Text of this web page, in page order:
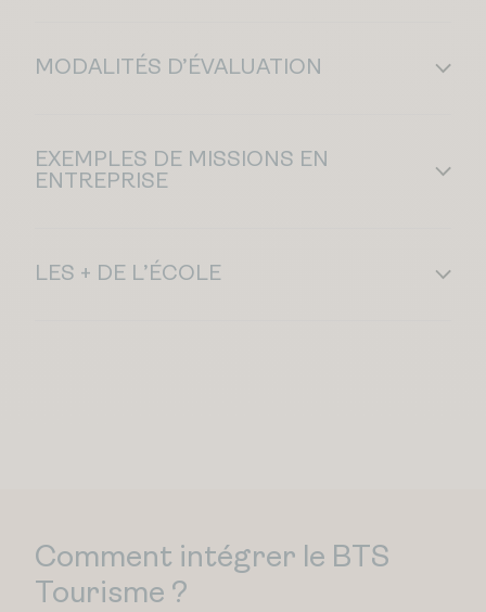
MODALITÉS D’ÉVALUATION
EXEMPLES DE MISSIONS EN
ENTREPRISE
LES + DE L’ÉCOLE
Comment intégrer le BTS
Tourisme ?